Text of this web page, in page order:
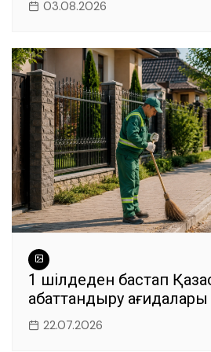
03.08.2026
1 шілдеден бастап
абаттандыру қағидалары
22.07.2026